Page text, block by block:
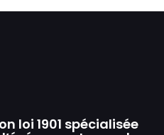
loi 1901 spécialisée